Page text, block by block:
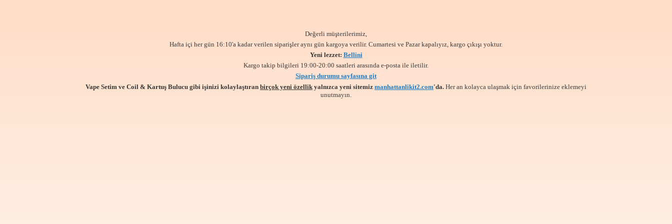
Değerli müşterilerimiz,
Hafta içi her gün 16:10'a kadar verilen siparişler aynı gün kargoya verilir. Cumartesi ve Pazar kapalıyız, kargo çıkışı yoktur.
Yeni lezzet: Bellini
Kargo takip bilgileri 19:00-20:00 saatleri arasında e-posta ile iletilir.
Sipariş durumu sayfasına git
Vape Setim ve Coil & Kartuş Bulucu gibi işinizi kolaylaştıran birçok yeni özellik yalnızca yeni sitemiz manhattanlikit2.com'da. Her an kolayca ulaşmak için favorilerinize eklemeyi
unutmayın.